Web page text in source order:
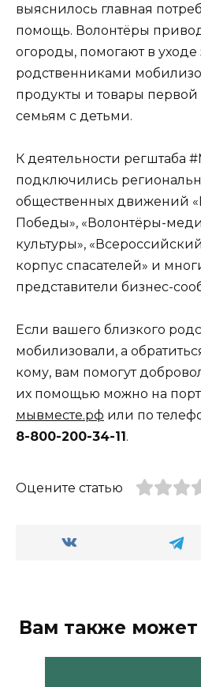
выяснилось главная
помощь. Волонтёры
огороды, помогают в
родственниками
продукты и товары
семьям с детьми.
К деятельности
подключились
общественных движений
Победы», «Волонтёры-
культуры»,
корпус спасателей» и
представители бизнес-
Если вашего близкого
мобилизовали, а
кому, вам помогут
их помощью можно на
мывместе.рф или по
8-800-200-34-11 .
Оцените статью
Вам также может